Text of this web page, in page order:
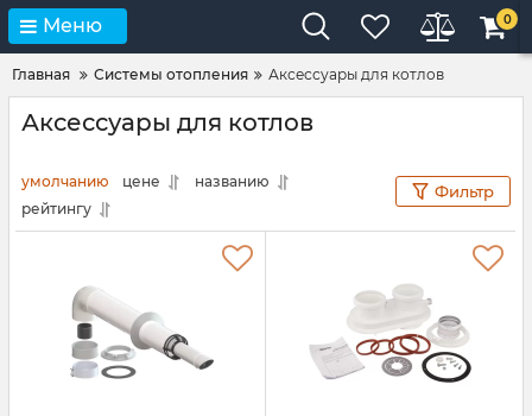
Меню 0
Главная Системы отопления Аксессуары для котлов
Аксессуары для котлов
умолчанию цене
названию
рейтингу
Фильтр